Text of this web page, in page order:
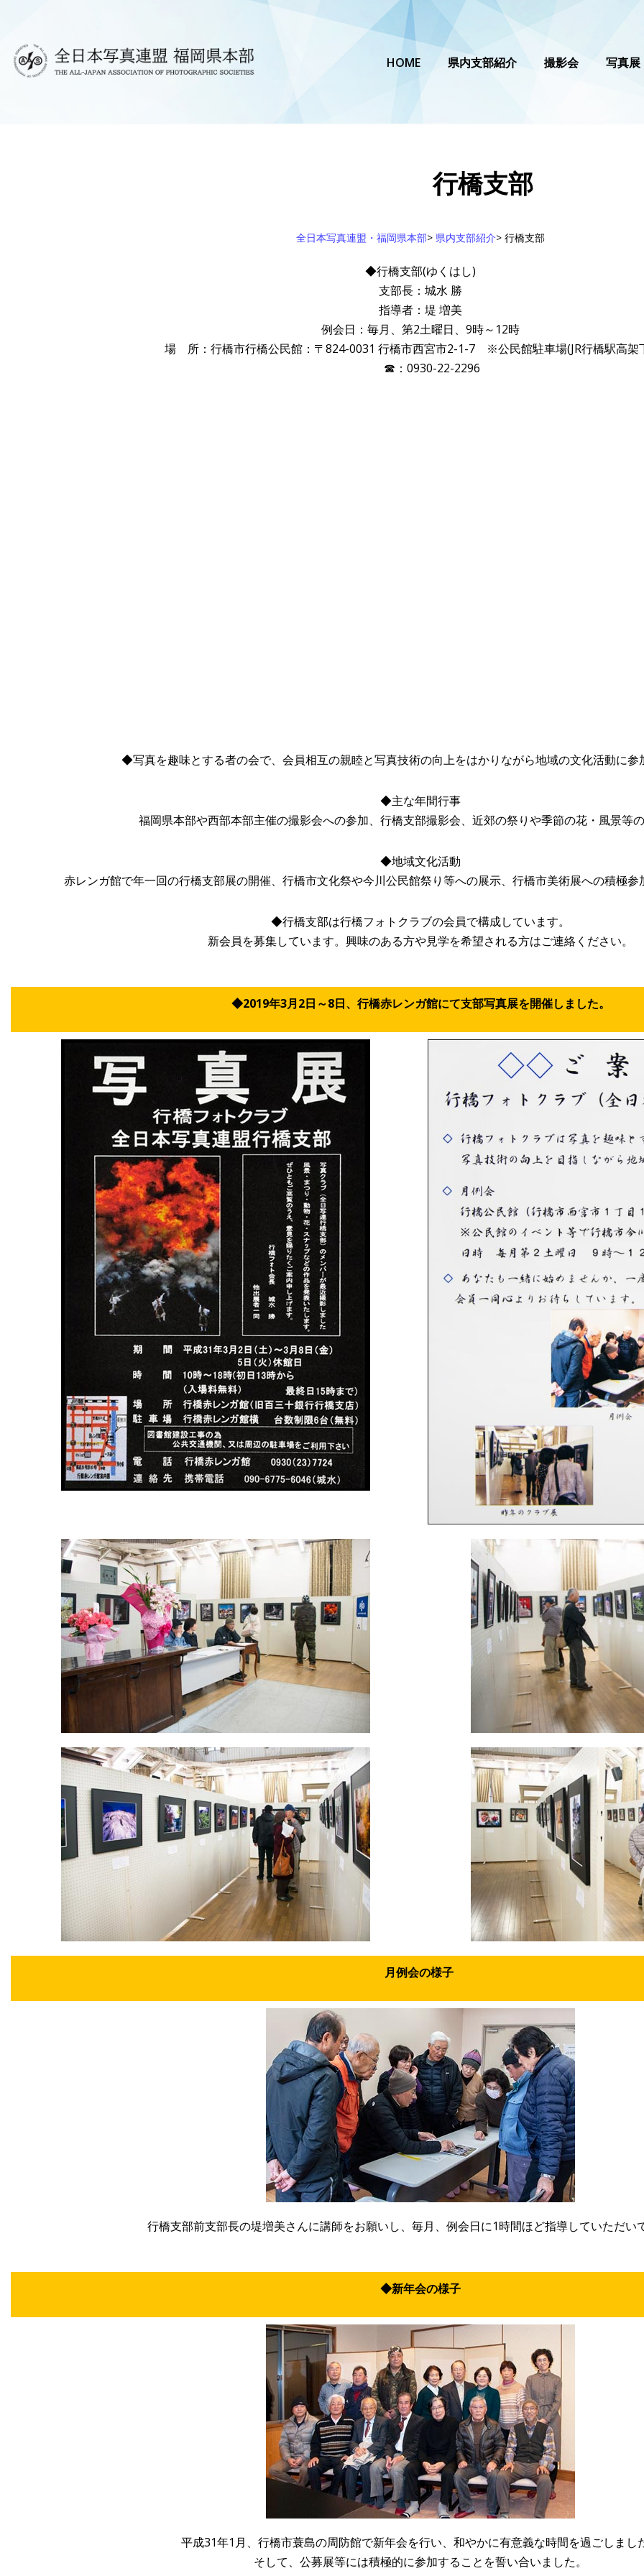
ン
テ
HOME 県内支部紹介 撮影会 写真展
行橋支部
全日本写真連盟・福岡県本部> 県内支部紹介> 行橋支部
◆行橋支部(ゆくはし)
支部長：城水 勝
指導者：堤 増美
例会日：毎月、第2土曜日、9時～12時
場 所：行橋市行橋公民館：〒824-0031 行橋市西宮市2-1-7 ※公民館駐車場(JR行橋駅高架
☎：0930-22-2296
◆写真を趣味とする者の会で、会員相互の親睦と写真技術の向上をはかりながら地域の文化活動に参
◆主な年間行事
福岡県本部や西部本部主催の撮影会への参加、行橋支部撮影会、近郊の祭りや季節の花・風景等
◆地域文化活動
赤レンガ館で年一回の行橋支部展の開催、行橋市文化祭や今川公民館祭り等への展示、行橋市美術展への積極
◆行橋支部は行橋フォトクラブの会員で構成しています。
新会員を募集しています。興味のある方や見学を希望される方はご連絡ください。
◆2019年3月2日～8日、行橋赤レンガ館にて支部写真展を開催しました。
月例会の様子
行橋支部前支部長の堤増美さんに講師をお願いし、毎月、例会日に1時間ほど指導していただい
◆新年会の様子
平成31年1月、行橋市蓑島の周防館で新年会を行い、和やかに有意義な時間を過ごしまし
そして、公募展等には積極的に参加することを誓い合いました。